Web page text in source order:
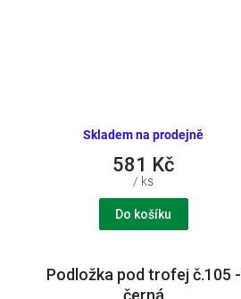
Skladem na prodejně
581 Kč
/ ks
Do košíku
Podložka pod trofej č.105 -
černá